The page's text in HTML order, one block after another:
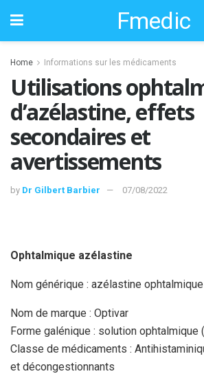
Fmedic
Home Informations sur les médicaments
Utilisations
d’azélastine, effets
secondaires et
avertissements
by Dr Gilbert Barbier 07/08/2022
Ophtalmique azélastine
Nom générique : azélastine
Nom de marque : Optivar
Forme galénique : solution ophtalmique
Classe de médicaments :
et décongestionnants